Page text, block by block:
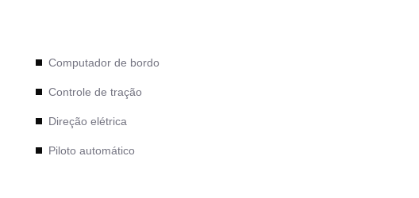
Computador de bordo
Controle de tração
Direção elétrica
Piloto automático